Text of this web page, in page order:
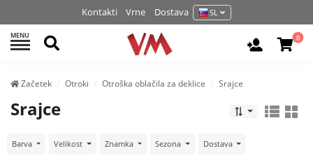
Kontakti Vrne Dostava SL
MENU Išči Prijava /
0
Začetek Otroki Otroška oblačila za deklice Srajce
Srajce
Barva Velikost Znamka Sezona Dostava